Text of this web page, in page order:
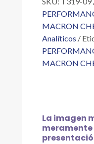
MACRON
Analíticos
MACRON
La imagen